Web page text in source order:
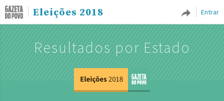
Entrar
Eleições 2018
Resultados por Estado